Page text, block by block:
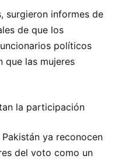
surgieron informes de
de que los
políticos
que las mujeres
la participación
ya reconocen
del voto como un